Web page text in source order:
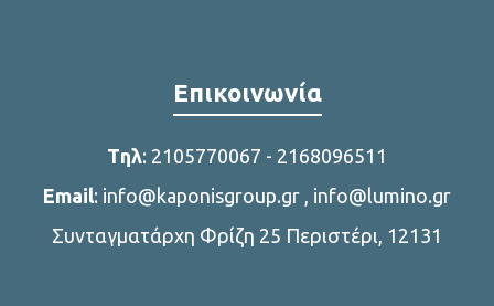
Επικοινωνία
Tηλ: 2105770067 - 2168096511
Email: info@kaponisgroup.gr , info@lumino.gr
Συνταγματάρχη Φρίζη 25 Περιστέρι, 12131